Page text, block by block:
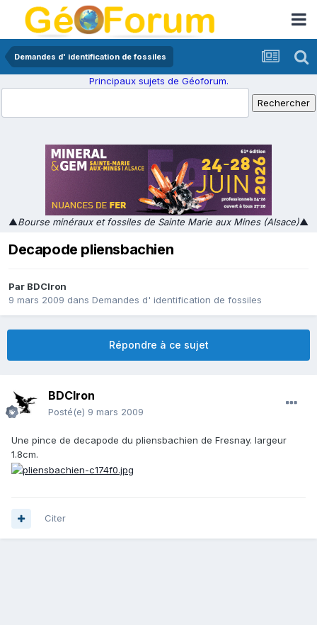
Demandes d' identification de fossiles
Principaux sujets de Géoforum.
▲Bourse minéraux et fossiles de Sainte Marie aux Mines (Alsace)▲
Decapode pliensbachien
Par BDCIron
9 mars 2009 dans Demandes d' identification de fossiles
Répondre à ce sujet
BDCIron
Posté(e) 9 mars 2009
Une pince de decapode du pliensbachien de Fresnay. largeur
1.8cm.
Citer